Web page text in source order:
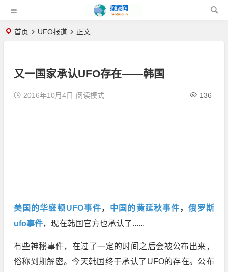
首页 UFO报道 正文
又一国家承认UFO存在——韩国
2016年10月4日 136
阅读模式
美国的华盛顿UFO事件， 中国的黄延秋事件，俄罗斯
ufo事件，现在韩国官方也承认了......
有些神秘事件，在过了一定的时间之后会被公布出来，
俗称到期解密。今天韩国终于承认了UFO的存在。公布